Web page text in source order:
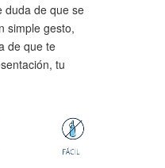
duda de que se
simple gesto,
de que te
tu